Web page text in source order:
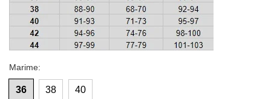
Marime:
36 38 40